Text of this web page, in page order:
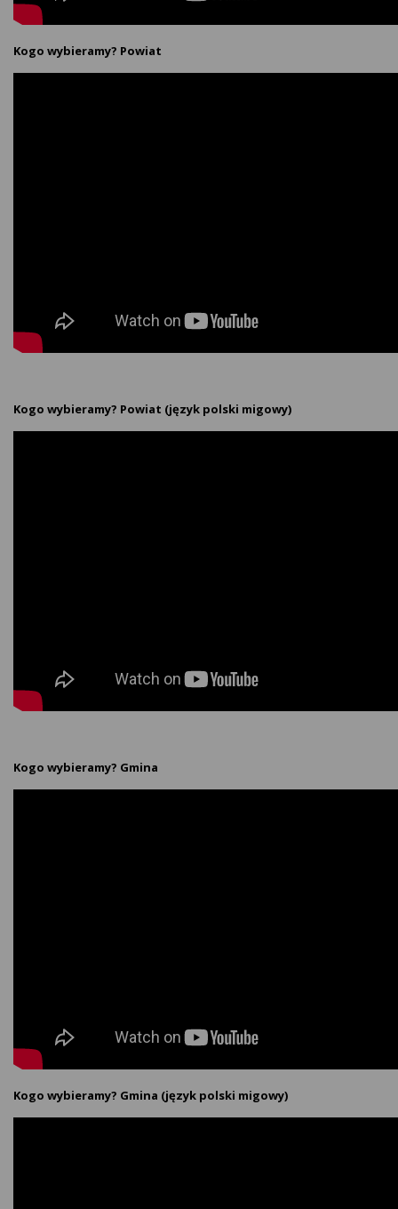
Kogo wybieramy? Powiat
Kogo wybieramy? Powiat (język polski migowy)
Kogo wybieramy? Gmina
Kogo wybieramy? Gmina (język polski migowy)